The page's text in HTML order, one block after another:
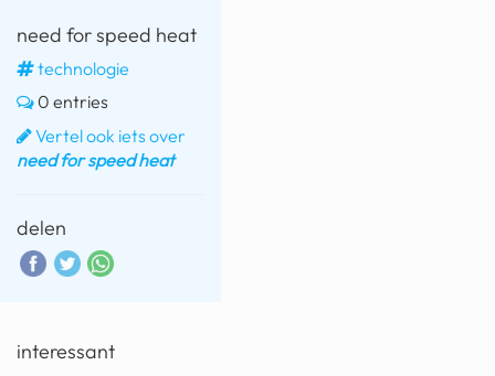
yusuf dikeç
armand duplantis
duitsland
chevrolet mohawk
need for speed heat
technologie
0 entries
Vertel ook iets over
need for speed heat
delen
interessant